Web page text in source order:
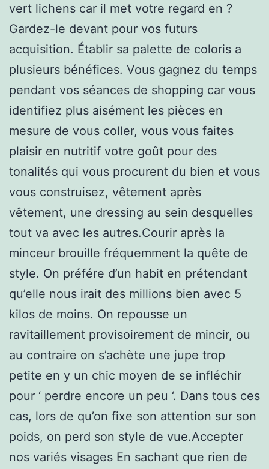
vert lichens car il met votre regard en ?
Gardez-le devant pour vos futurs
acquisition. Établir sa palette de coloris a
plusieurs bénéfices. Vous gagnez du temps
pendant vos séances de shopping car vous
identifiez plus aisément les pièces en
mesure de vous coller, vous vous faites
plaisir en nutritif votre goût pour des
tonalités qui vous procurent du bien et vous
vous construisez, vêtement après
vêtement, une dressing au sein desquelles
tout va avec les autres.Courir après la
minceur brouille fréquemment la quête de
style. On préfére d’un habit en prétendant
qu’elle nous irait des millions bien avec 5
kilos de moins. On repousse un
ravitaillement provisoirement de mincir, ou
au contraire on s’achète une jupe trop
petite en y un chic moyen de se infléchir
pour ‘ perdre encore un peu ‘. Dans tous ces
cas, lors de qu’on fixe son attention sur son
poids, on perd son style de vue.Accepter
nos variés visages En sachant que rien de